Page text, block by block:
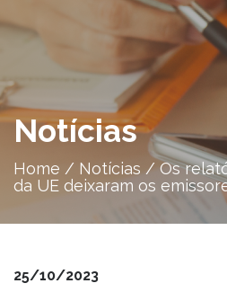
Notícias
Home / Notícias /Os
da UE deixaram os
25/10/2023